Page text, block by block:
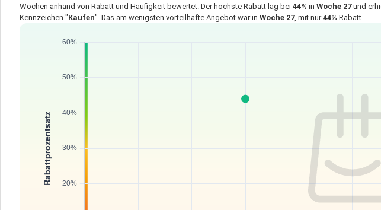
Wochen anhand von Rabatt und Häufigkeit bewertet. Der höchste Rabatt lag bei 44% in Woche 27und
Kennzeichen "Kaufen". Das am wenigsten vorteilhafte Angebot war in Woche 27, mit nur44% Rabatt.